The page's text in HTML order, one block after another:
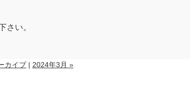
さい。
カイブ | 2024年3月 »